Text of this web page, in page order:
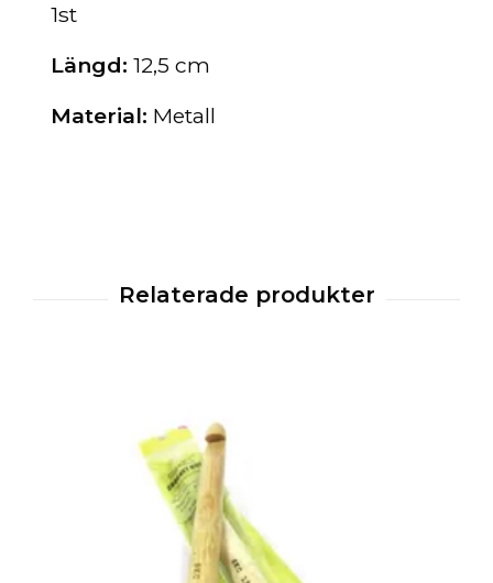
1st
Längd: 12,5 cm
Material: Metall